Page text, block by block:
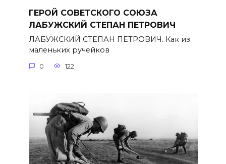
ГЕРОЙ СОВЕТСКОГО СОЮЗА
ЛАБУЖСКИЙ СТЕПАН ПЕТРОВИЧ
ЛАБУЖСКИЙ СТЕПАН ПЕТРОВИЧ. Как из
маленьких ручейков
0 122